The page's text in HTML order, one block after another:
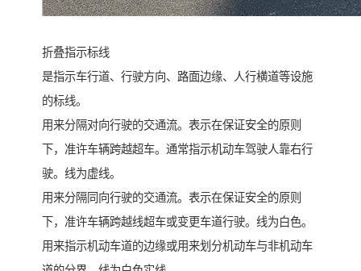
折叠指示标线
是指示车行道、行驶方向、路面边缘、人行横道等设施
的标线。
用来分隔对向行驶的交通流。表示在保证安全的原则
下，准许车辆跨越超车。通常指示机动车驾驶人靠右行
驶。线为虚线。
用来分隔同向行驶的交通流。表示在保证安全的原则
下，准许车辆跨越线超车或变更车道行驶。线为白色。
用来指示机动车道的边缘或用来划分机动车与非机动车